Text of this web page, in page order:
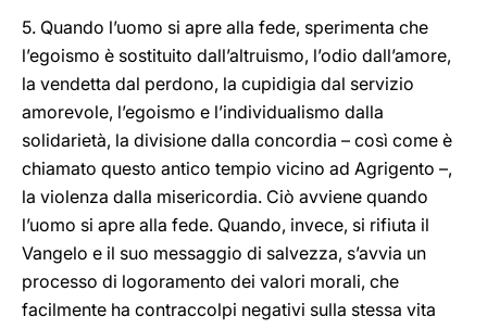
5. Quando l’uomo si apre alla fede, sperimenta che
l’egoismo è sostituito dall’altruismo, l’odio dall’amore,
la vendetta dal perdono, la cupidigia dal servizio
amorevole, l’egoismo e l’individualismo dalla
solidarietà, la divisione dalla concordia – così come è
chiamato questo antico tempio vicino ad Agrigento –,
la violenza dalla misericordia. Ciò avviene quando
l’uomo si apre alla fede. Quando, invece, si rifiuta il
Vangelo e il suo messaggio di salvezza, s’avvia un
processo di logoramento dei valori morali, che
facilmente ha contraccolpi negativi sulla stessa vita